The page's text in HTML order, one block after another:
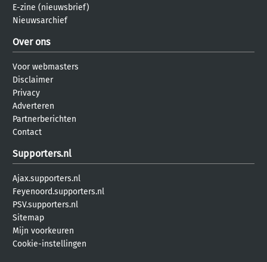
E-zine (nieuwsbrief)
Nieuwsarchief
Over ons
Voor webmasters
Disclaimer
Privacy
Adverteren
Partnerberichten
Contact
Supporters.nl
Ajax.supporters.nl
Feyenoord.supporters.nl
PSV.supporters.nl
Sitemap
Mijn voorkeuren
Cookie-instellingen